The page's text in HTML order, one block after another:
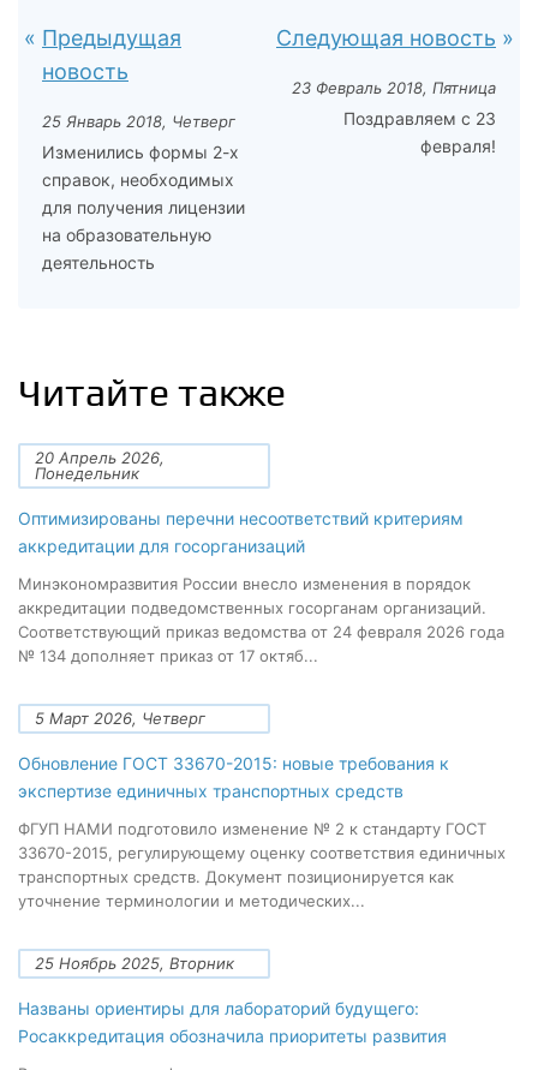
Предыдущая
новость
25 Январь 2018, Четверг
Изменились формы 2-х
справок, необходимых
для получения лицензии
на образовательную
деятельность
Следующая новость
23 Февраль 2018, Пятница
Поздравляем с 23
февраля!
Читайте также
20 Апрель 2026,
Понедельник
Оптимизированы перечни несоответствий критериям
аккредитации для госорганизаций
Минэкономразвития России внесло изменения в порядок
аккредитации подведомственных госорганам организаций.
Соответствующий приказ ведомства от 24 февраля 2026 года
№ 134 дополняет приказ от 17 октяб...
5 Март 2026, Четверг
Обновление ГОСТ 33670-2015: новые требования к
экспертизе единичных транспортных средств
ФГУП НАМИ подготовило изменение № 2 к стандарту ГОСТ
33670-2015, регулирующему оценку соответствия единичных
транспортных средств. Документ позиционируется как
уточнение терминологии и методических...
25 Ноябрь 2025, Вторник
Названы ориентиры для лабораторий будущего:
Росаккредитация обозначила приоритеты развития